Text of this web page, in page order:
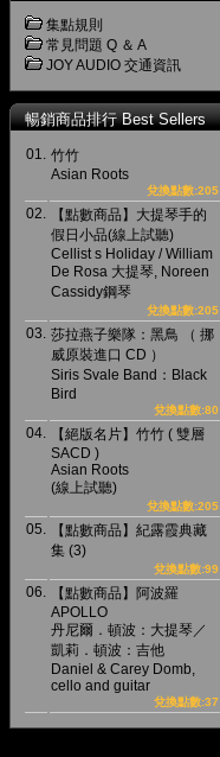
集點規則
常見問題 Q ＆ A
JOY AUDIO 交通資訊
暢銷商品排行 Best Sellers
01. 竹竹
Asian Roots
兌換點數:205
02.
【點數商品】大提琴手的
假日小品(線上試聽)
Cellist s Holiday / William
De Rosa 大提琴, Noreen
Cassidy鋼琴
兌換點數:205
03. 莎拉燕子樂隊：黑鳥 （ 挪
威原裝進口 CD ）
Siris Svale Band：Black
Bird
兌換點數:80
04.
【絕版名片】竹竹 ( 雙層
SACD )
Asian Roots
(線上試聽)
兌換點數:205
05.
【點數商品】紀露霞典藏
集 (3)
兌換點數:99
06.
【點數商品】阿波羅
APOLLO
丹尼爾．頓波：大提琴／
凱莉．頓波：吉他
Daniel & Carey Domb,
cello and guitar
兌換點數:37